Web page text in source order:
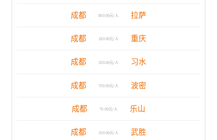
成都 800.00元/人 拉萨
成都 180.00元/人 重庆
成都 200.00元/人 习水
成都 700.00元/人 波密
成都 70.00元/人 乐山
成都 100.00元/人 武胜